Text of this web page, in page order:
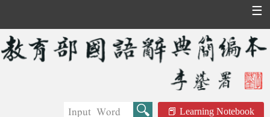
☰
Learning Notebook